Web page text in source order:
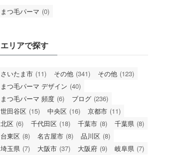
まつ毛パーマ (0)
エリアで探す
さいたま市 (11) その他 (341) その他 (123)
まつ毛パーマ デザイン (40)
まつ毛パーマ 頻度 (6) ブログ (236)
世田谷区 (15) 中央区 (16) 京都市 (11)
北区 (6) 千代田区 (18) 千葉市 (8) 千葉県 (8)
台東区 (8) 名古屋市 (8) 品川区 (8)
埼玉県 (7) 大阪市 (37) 大阪府 (9) 岐阜県 (7)